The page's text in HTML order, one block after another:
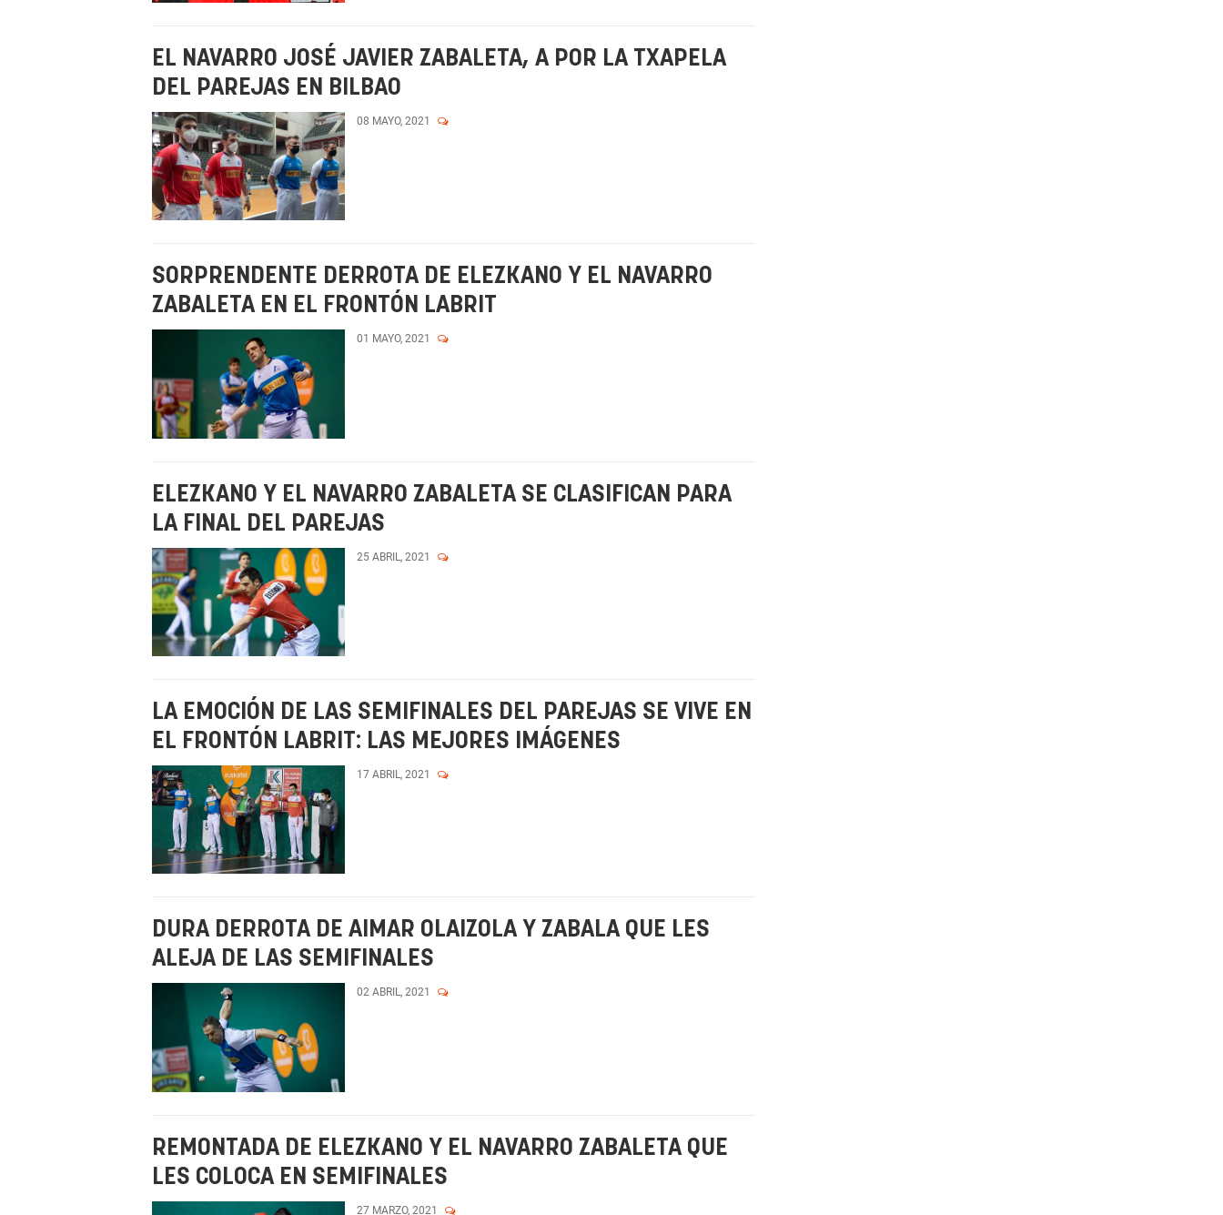
EL NAVARRO JOSÉ JAVIER ZABALETA, A POR LA TXAPELA
DEL PAREJAS EN BILBAO
08 MAYO, 2021
SORPRENDENTE DERROTA DE ELEZKANO Y EL NAVARRO
ZABALETA EN EL FRONTÓN LABRIT
01 MAYO, 2021
ELEZKANO Y EL NAVARRO ZABALETA SE CLASIFICAN PARA
LA FINAL DEL PAREJAS
25 ABRIL, 2021
LA EMOCIÓN DE LAS SEMIFINALES DEL PAREJAS SE VIVE EN
EL FRONTÓN LABRIT: LAS MEJORES IMÁGENES
17 ABRIL, 2021
DURA DERROTA DE AIMAR OLAIZOLA Y ZABALA QUE LES
ALEJA DE LAS SEMIFINALES
02 ABRIL, 2021
REMONTADA DE ELEZKANO Y EL NAVARRO ZABALETA QUE
LES COLOCA EN SEMIFINALES
27 MARZO, 2021